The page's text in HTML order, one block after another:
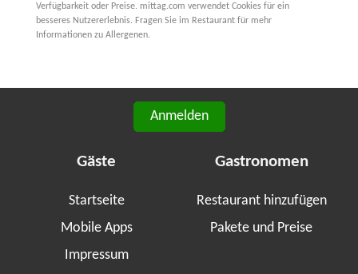
Verfügbarkeit oder Preise. mittag.com verwendet Cookies für ein
besseres Nutzererlebnis. Fragen Sie im Restaurant für mehr
Informationen zu Allergenen.
Anmelden
Gäste
Startseite
Mobile Apps
Impressum
Gastronomen
Restaurant hinzufügen
Pakete und Preise